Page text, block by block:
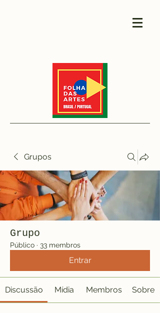
Grupos
Grupo
Público · 33 membros
Entrar
Discussão Mídia Membros Sobre